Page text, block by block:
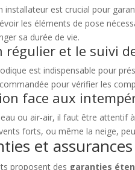
installateur est crucial pour
les éléments de pose
sa durée de vie.
régulier et le suivi
est indispensable pour
pour vérifier les
face aux
ou air-air, il faut être attentif
forts, ou même la neige,
et
proposent des garanties